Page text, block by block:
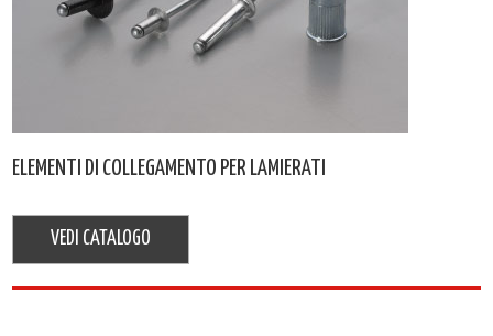
ELEMENTI DI COLLEGAMENTO PER LAMIERATI
VEDI CATALOGO